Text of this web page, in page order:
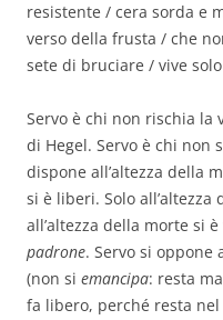
resistente / cera sorda e
verso della frusta / che
sete di bruciare / vive
Servo è chi non rischia la
di Hegel. Servo è chi non
dispone all’altezza della
si è liberi. Solo
all’altezza della morte si
padrone. Servo si oppone
(non si emancipa: resta
fa libero, perché resta nel